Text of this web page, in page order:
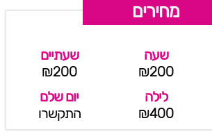
מחירים
שעה
₪200
שעתיים
₪200
לילה
₪400
יום שלם
התקשרו